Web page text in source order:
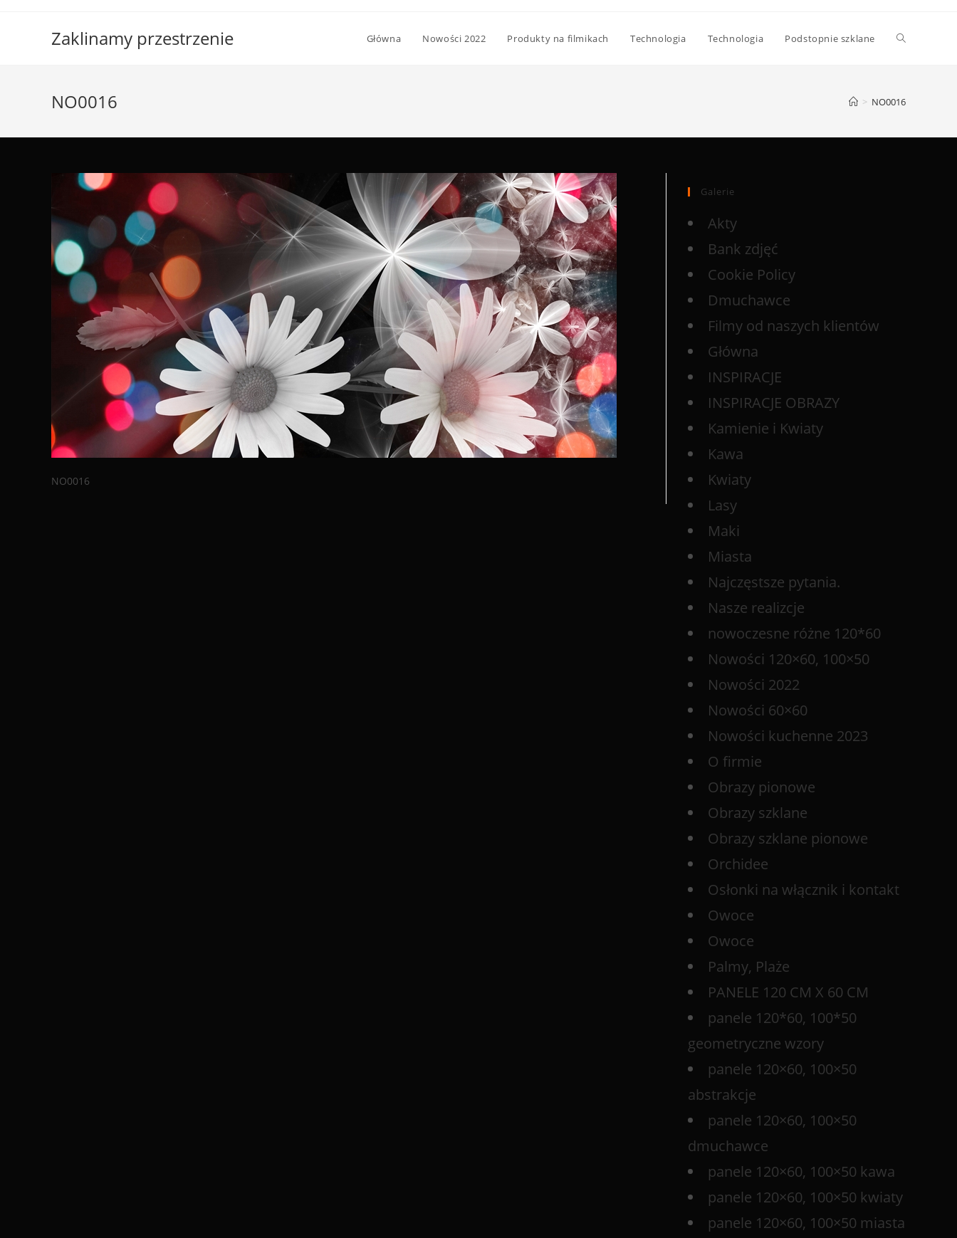
Zaklinamy przestrzenie Główna Nowości 2022 Produkty na filmikach Technologia Technologia Podstopnie szklane
NO0016 > NO0016
NO0016
Galerie
Akty
Bank zdjęć
Cookie Policy
Dmuchawce
Filmy od naszych klientów
Główna
INSPIRACJE
INSPIRACJE OBRAZY
Kamienie i Kwiaty
Kawa
Kwiaty
Lasy
Maki
Miasta
Najczęstsze pytania.
Nasze realizcje
nowoczesne różne 120*60
Nowości 120×60, 100×50
Nowości 2022
Nowości 60×60
Nowości kuchenne 2023
O firmie
Obrazy pionowe
Obrazy szklane
Obrazy szklane pionowe
Orchidee
Osłonki na włącznik i kontakt
Owoce
Owoce
Palmy, Plaże
PANELE 120 CM X 60 CM
panele 120*60, 100*50
geometryczne wzory
panele 120×60, 100×50
abstrakcje
panele 120×60, 100×50
dmuchawce
panele 120×60, 100×50 kawa
panele 120×60, 100×50 kwiaty
panele 120×60, 100×50 miasta